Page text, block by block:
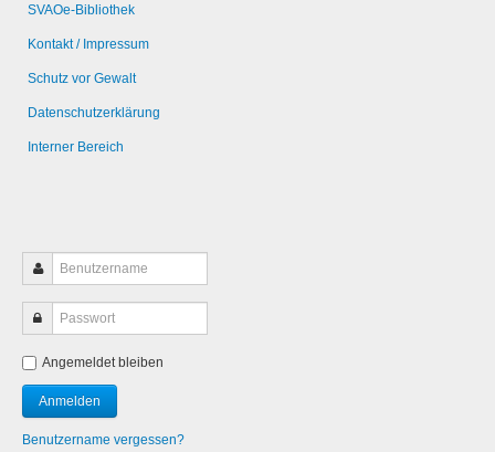
SVAOe-Bibliothek
Kontakt / Impressum
Schutz vor Gewalt
Datenschutzerklärung
Interner Bereich
Angemeldet bleiben
Benutzername vergessen?